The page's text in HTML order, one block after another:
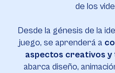
de los
Desde la génesis de la
juego, se aprenderá a
aspectos creativos y
abarca diseño,